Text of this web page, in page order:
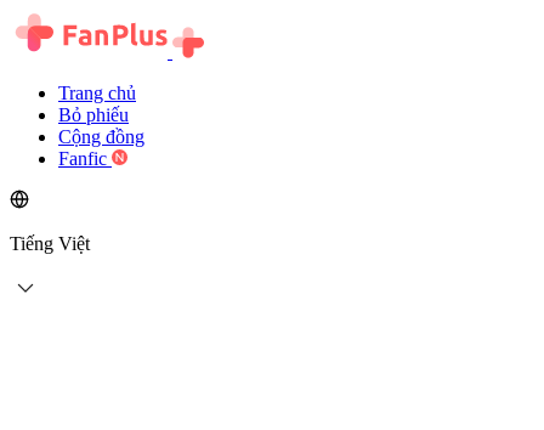
Trang chủ
Bỏ phiếu
Cộng đồng
Fanfic
Tiếng Việt